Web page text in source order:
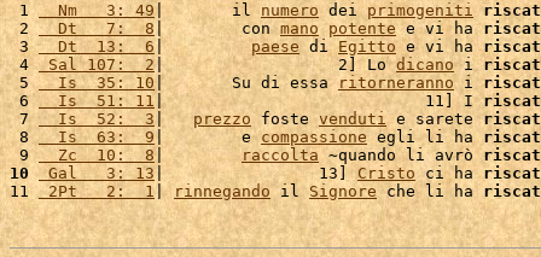
1
  Nm   3: 49
|       il numero dei primogeniti
2
  Dt   7:  8
|        con mano potente e vi ha
3
  Dt  13:  6
| paese di Egitto e vi ha
4
Sal 107:  2|                  2] Lo dicano i
5
  Is  35: 10
|       Su di essa ritorneranno i
6
  Is  51: 11
|                           11] I
7
  Is  52:  3
| prezzo foste venduti e sarete
8
  Is  63:  9
|        e compassione egli li ha
9
  Zc  10:  8
| raccolta ~quando li avrò
10
Gal   3: 13 |                13] Cristo ci ha
11 2Pt   2:  1 | rinnegando il Signore che li ha